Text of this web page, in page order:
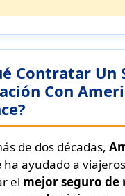
Contratar Un
Con
de dos décadas,
ha ayudado a
el mejor seguro de